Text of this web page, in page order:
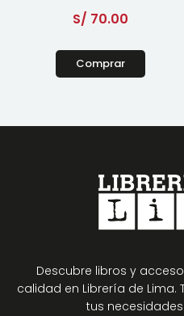
S/ 70.00
Comprar
Descubre libros y
calidad en Librería de
tus